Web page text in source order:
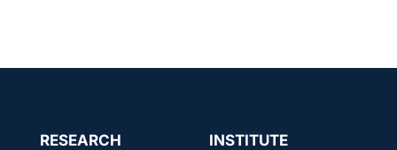
RESEARCH INSTITUTE